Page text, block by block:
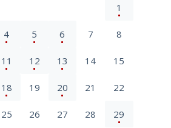
1
4 5 6 7 8
11 12 13 14 15
18 19 20 21 22
25 26 27 28 29